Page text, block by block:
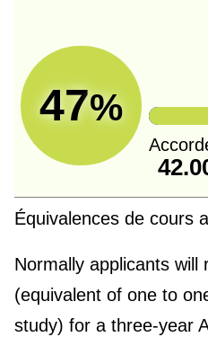
47%
Équivalences de cours
Normally applicants
(equivalent of one to
study) for a three-year